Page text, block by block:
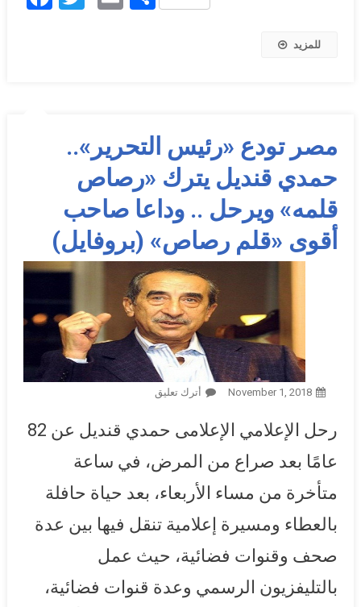
للمزيد
مصر تودع «رئيس التحرير»..
حمدي قنديل يترك «رصاص
قلمه» ويرحل .. وداعا صاحب
أقوى «قلم رصاص» (بروفايل)
November 1, 2018 أترك تعليق
قلمه» ويرحل .. وداعا صاحب
رحل الإعلامي الإعلامى حمدي قنديل عن 82
عامًا بعد صراع من المرض، في ساعة
متأخرة من مساء الأربعاء، بعد حياة حافلة
بالعطاء ومسيرة إعلامية تنقل فيها بين عدة
صحف وقنوات فضائية، حيث عمل
بالتليفزيون الرسمي وعدة قنوات فضائية،